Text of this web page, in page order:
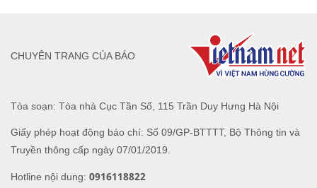
Tòa soạn: Tòa nhà Cục Tần Số, 115 Trần Duy Hưng Hà Nội
Giấy phép hoạt động báo chí: Số 09/GP-BTTTT, Bộ Thông tin và
Truyền thông cấp ngày 07/01/2019.
Hotline nội dung: 0916118822
CHUYÊN TRANG CỦA BÁO